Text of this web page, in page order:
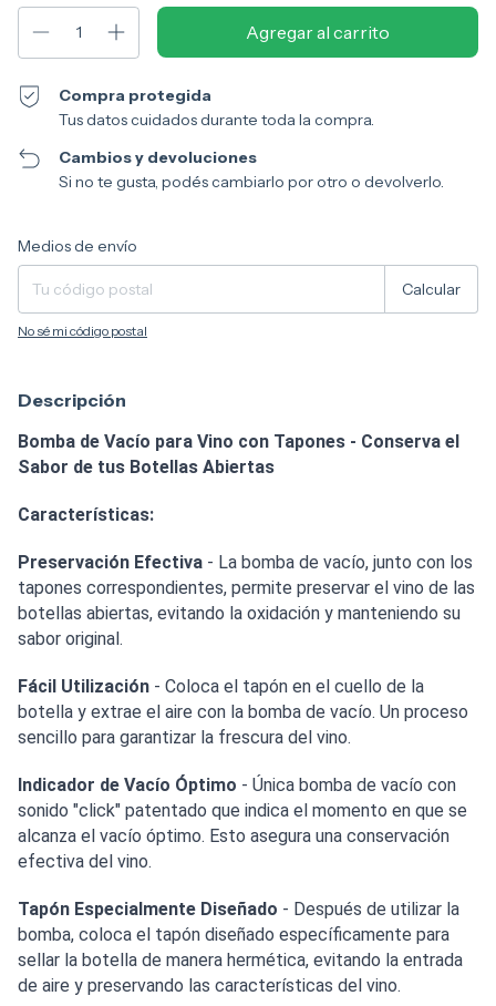
Compra protegida
Tus datos cuidados durante toda la compra.
Cambios y devoluciones
Si no te gusta, podés cambiarlo por otro o devolverlo.
Entregas para el CP:
Medios de envío
Calcular
No sé mi código postal
Descripción
Bomba de Vacío para Vino con Tapones - Conserva el
Sabor de tus Botellas Abiertas
Características:
Preservación Efectiva - La bomba de vacío, junto con los
tapones correspondientes, permite preservar el vino de las
botellas abiertas, evitando la oxidación y manteniendo su
sabor original.
Fácil Utilización - Coloca el tapón en el cuello de la
botella y extrae el aire con la bomba de vacío. Un proceso
sencillo para garantizar la frescura del vino.
Indicador de Vacío Óptimo - Única bomba de vacío con
sonido "click" patentado que indica el momento en que se
alcanza el vacío óptimo. Esto asegura una conservación
efectiva del vino.
Tapón Especialmente Diseñado - Después de utilizar la
bomba, coloca el tapón diseñado específicamente para
sellar la botella de manera hermética, evitando la entrada
de aire y preservando las características del vino.